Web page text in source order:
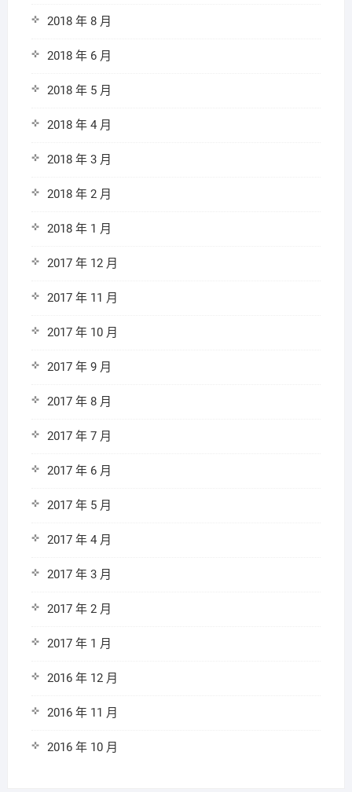
2018 年 8 月
2018 年 6 月
2018 年 5 月
2018 年 4 月
2018 年 3 月
2018 年 2 月
2018 年 1 月
2017 年 12 月
2017 年 11 月
2017 年 10 月
2017 年 9 月
2017 年 8 月
2017 年 7 月
2017 年 6 月
2017 年 5 月
2017 年 4 月
2017 年 3 月
2017 年 2 月
2017 年 1 月
2016 年 12 月
2016 年 11 月
2016 年 10 月